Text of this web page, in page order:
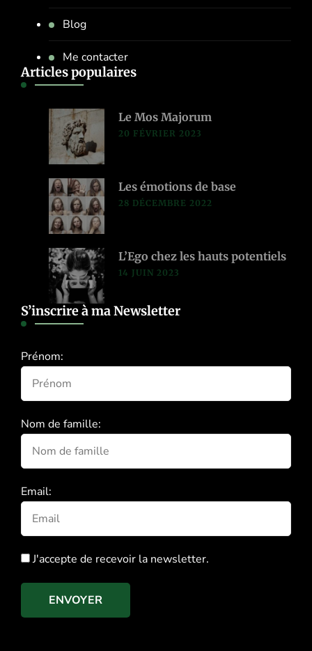
Blog
Me contacter
Articles populaires
Le Mos Majorum
20 FÉVRIER 2023
Les émotions de base
28 DÉCEMBRE 2022
L’Ego chez les hauts potentiels
14 JUIN 2023
S’inscrire à ma Newsletter
Prénom:
Nom de famille:
Email:
J'accepte de recevoir la newsletter.
ENVOYER